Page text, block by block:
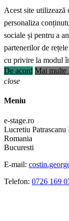
Acest site
personaliza
sociale și pentru a
partenerilor de
cu privire la modul
De acord Mai multe
close
Meniu
e-stage.ro
Lucretiu Patrascanu
Romania
Bucuresti
E-mail:
Telefon: 0726 169